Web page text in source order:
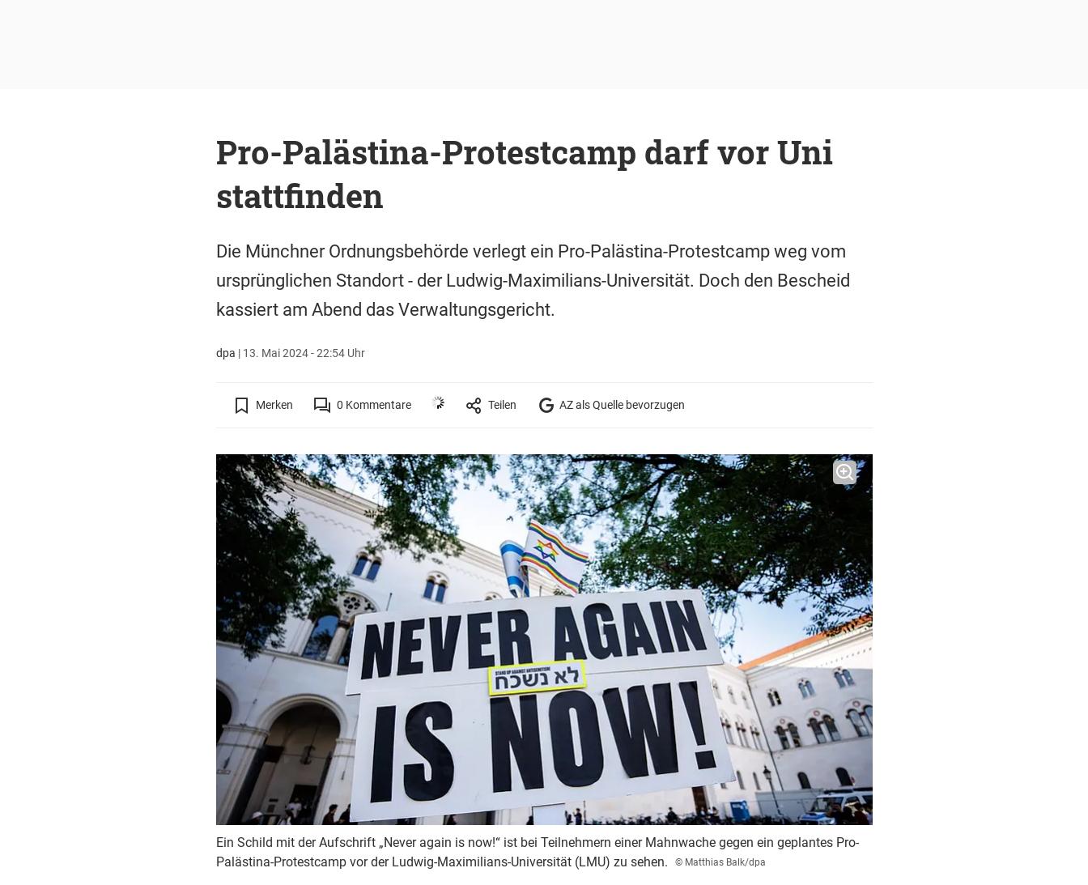
Pro-Palästina-Protestcamp darf vor Uni
stattfinden
Die Münchner Ordnungsbehörde verlegt ein Pro-Palästina-Protestcamp weg vom
ursprünglichen Standort - der Ludwig-Maximilians-Universität. Doch den Bescheid
kassiert am Abend das Verwaltungsgericht.
dpa | 13. Mai 2024 - 22:54 Uhr
Merken 0 Kommentare Teilen AZ als Quelle bevorzugen
Ein Schild mit der Aufschrift „Never again is now!“ ist bei Teilnehmern einer Mahnwache gegen ein geplantes Pro-
Palästina-Protestcamp vor der Ludwig-Maximilians-Universität (LMU) zu sehen.
© Matthias Balk/dpa